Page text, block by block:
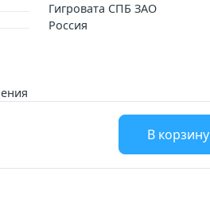
Гигровата СПБ ЗАО
Россия
В корзину